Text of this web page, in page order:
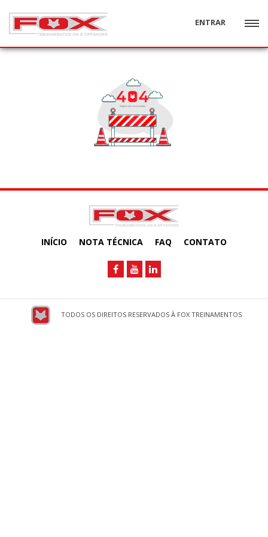
ENTRAR
INÍCIO NOTA TÉCNICA FAQ CONTATO
TODOS OS DIREITOS RESERVADOS À FOX TREINAMENTOS